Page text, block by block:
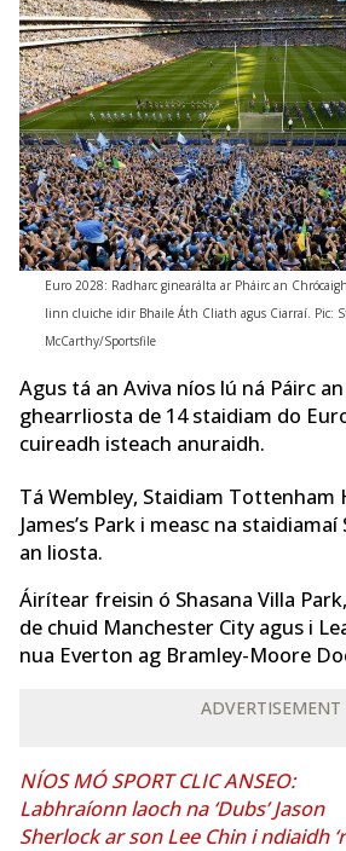
Euro 2028: Radharc ginearálta ar Pháirc an
linn cluiche idir Bhaile Áth Cliath agus Ciarraí. Pic:
McCarthy/Sportsfile
Agus tá an Aviva níos lú ná Páirc
ghearrliosta de 14 staidiam do
cuireadh isteach anuraidh.
Tá Wembley, Staidiam Tottenham
James’s Park i measc na
an liosta.
Áirítear freisin ó Shasana Villa
de chuid Manchester City agus i
nua Everton ag Bramley-Moore
ADVERTISEMENT
NÍOS MÓ SPORT CLIC ANSEO:
Labhraíonn laoch na ‘Dubs’ Jason
Sherlock ar son Lee Chin i ndiaidh